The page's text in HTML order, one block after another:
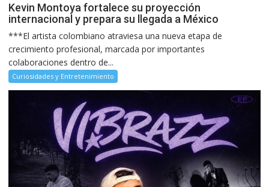
Kevin Montoya fortalece su proyección
internacional y prepara su llegada a México
***El artista colombiano atraviesa una nueva etapa de
crecimiento profesional, marcada por importantes
colaboraciones dentro de...
Curiosidades y Entretenimiento